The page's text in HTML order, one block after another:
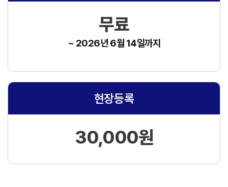
무료
~ 2026년 6월 14일까지
현장등록
30,000원